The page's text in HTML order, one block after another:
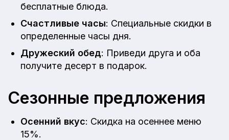
бесплатные блюда.
Счастливые часы: Специальные скидки в
определенные часы дня.
Дружеский обед: Приведи друга и оба
получите десерт в подарок.
Сезонные предложения
Осенний вкус: Скидка на осеннее меню
15%.